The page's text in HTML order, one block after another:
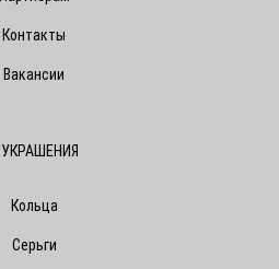
Контакты
Вакансии
УКРАШЕНИЯ
Кольца
Серьги